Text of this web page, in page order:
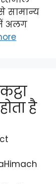
सामान्य
अलग
है